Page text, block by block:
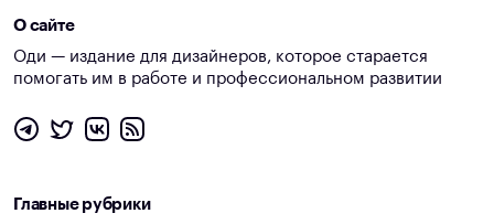
О сайте
Оди — издание для дизайнеров, которое старается
помогать им в работе и профессиональном развитии
Главные рубрики